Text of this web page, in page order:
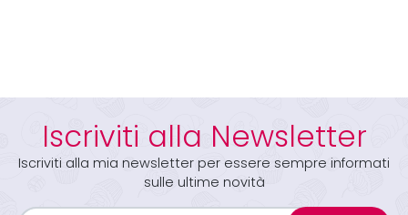
Iscriviti alla Newsletter
Iscriviti alla mia newsletter per essere sempre informati
sulle ultime novità